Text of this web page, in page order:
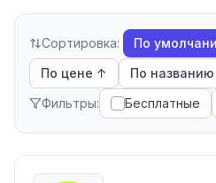
Сортировка: По
По цене ↑
По названию
Фильтры:
Бесплатные